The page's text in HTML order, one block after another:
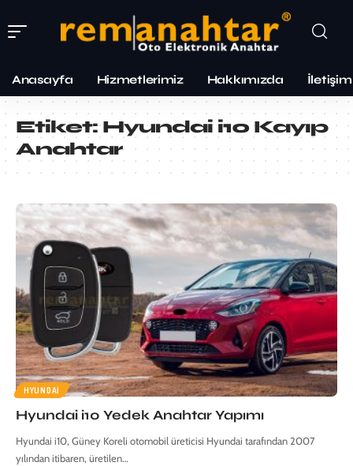
Anasayfa Hizmetlerimiz Hakkımızda İletişim
Etiket:Hyundai i10 Kayıp
Anahtar
HYUNDAI
Hyundai i10 Yedek Anahtar Yapımı
Hyundai i10, Güney Koreli otomobil üreticisi Hyundai tarafından 2007
yılından itibaren, üretilen…